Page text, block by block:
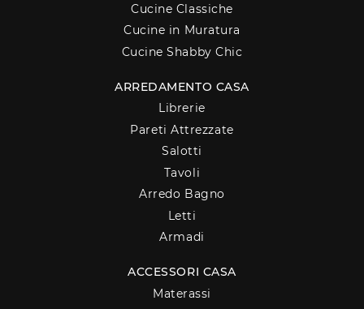
Cucine Classiche
Cucine in Muratura
Cucine Shabby Chic
ARREDAMENTO CASA
Librerie
Pareti Attrezzate
Salotti
Tavoli
Arredo Bagno
Letti
Armadi
ACCESSORI CASA
Materassi